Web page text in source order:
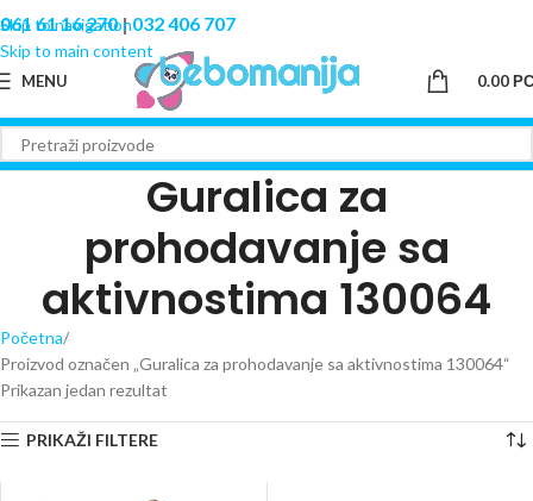
Skip to navigation
Skip to main content
061 61 16 270|032 406 707
MENU 0.00
Guralica za
prohodavanje sa
aktivnostima 130064
Početna
Proizvod označen „Guralica za prohodavanje sa aktivnostima 130064“
Prikazan jedan rezultat
PRIKAŽI FILTERE